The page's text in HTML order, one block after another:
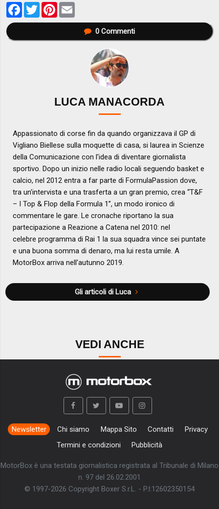
Facebook
TwitterPinterest
0Commenti
LUCA MANACORDA
Appassionato di corse fin da quando organizzava il GP di
Vigliano Biellese sulla moquette di casa, si laurea in Scienze
della Comunicazione con l'idea di diventare giornalista
sportivo. Dopo un inizio nelle radio locali seguendo basket e
calcio, nel 2012 entra a far parte di FormulaPassion dove,
tra un'intervista e una trasferta a un gran premio, crea “T&F
– I Top & Flop della Formula 1”, un modo ironico di
commentare le gare. Le cronache riportano la sua
partecipazione a Reazione a Catena nel 2010: nel
celebre programma di Rai 1 la sua squadra vince sei puntate
e una buona somma di denaro, ma lui resta umile. A
MotorBox arriva nell'autunno 2019.
Gli articoli di Luca
VEDI ANCHE
Newsletter Chi siamo Mappa Sito Contatti
Privacy
Termini e condizioni
Pubblicità
MotorBox è una testata giornalistica registrata al Tribunale di Milano
n. 97 del 26.02.2001
© 1997-2026 Copyright Boxer S.r.L. - P.I:12602350154